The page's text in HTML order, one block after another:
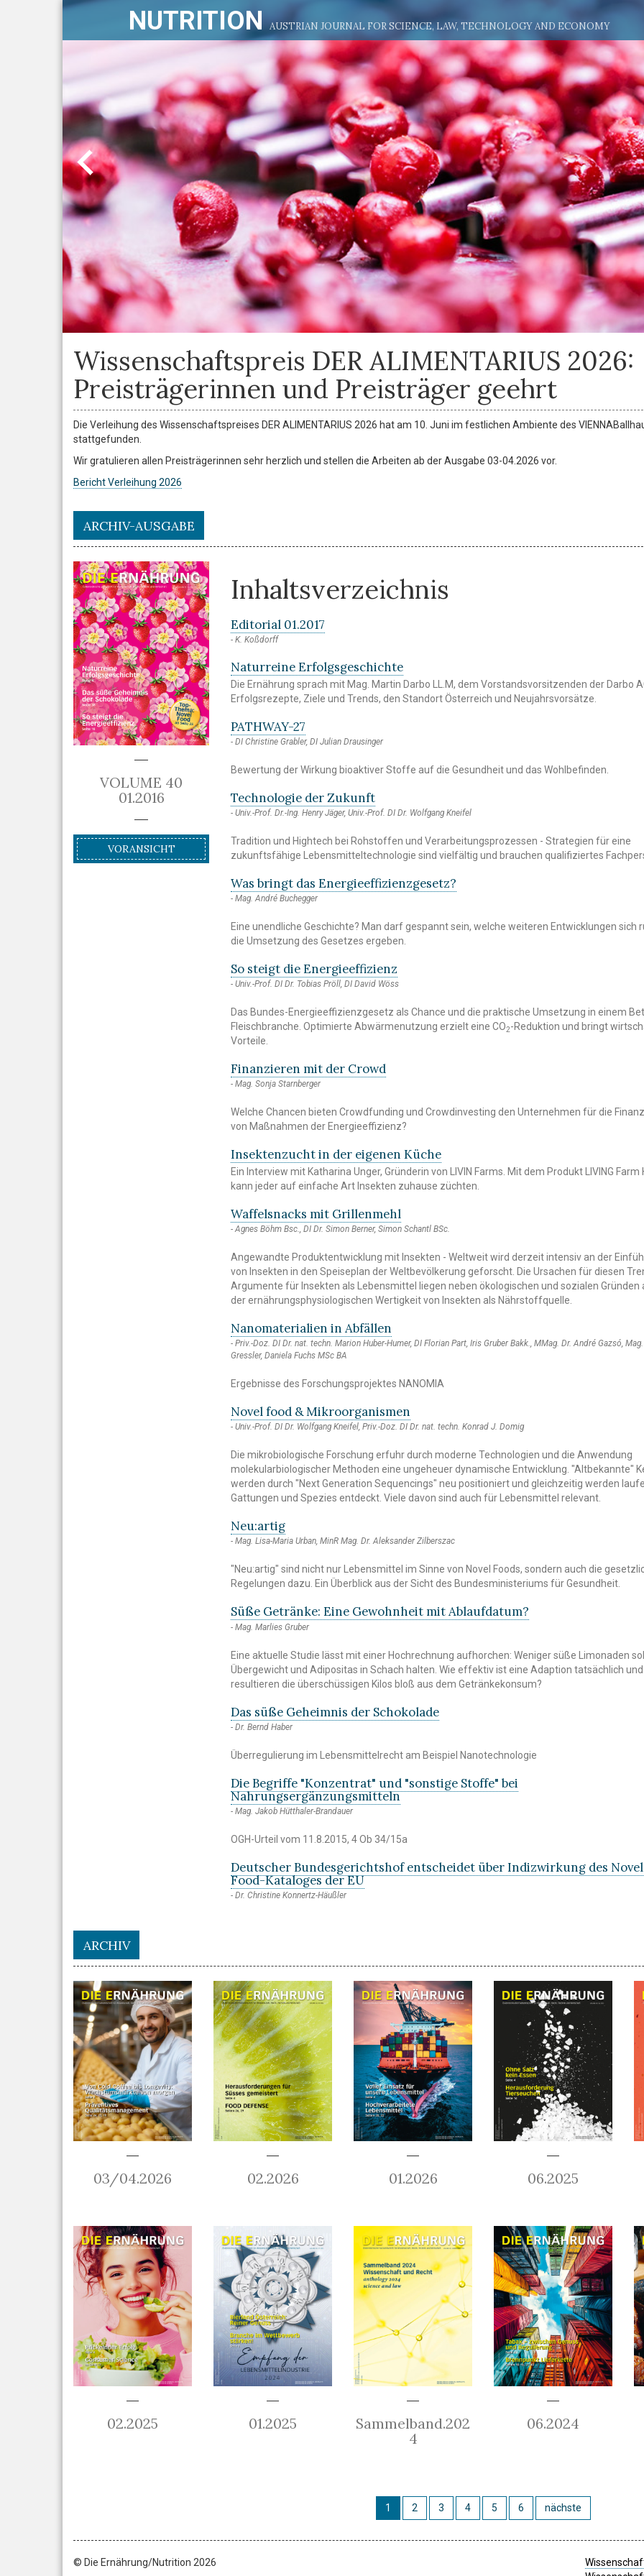
NUTRITIONAUSTRIAN JOURNAL FOR SCIENCE, LAW, TECHNOLOGY AND ECONOMY
Wissenschaftspreis DER ALIMENTARIUS 2026:
Preisträgerinnen und Preisträger geehrt
Die Verleihung des Wissenschaftspreises DER ALIMENTARIUS 2026 hat am 10. Juni im festlichen Ambiente des
stattgefunden.
Wir gratulieren allen Preisträgerinnen sehr herzlich und stellen die Arbeiten ab der Ausgabe 03-04.2026 vor.
Bericht Verleihung 2026
ARCHIV-AUSGABE
VOLUME 40
01.2016
VORANSICHT
Inhaltsverzeichnis
Editorial 01.2017
K. Koßdorff
Naturreine Erfolgsgeschichte
Die Ernährung sprach mit Mag. Martin Darbo LL.M, dem Vorstandsvorsitzenden der Darbo
Erfolgsrezepte, Ziele und Trends, den Standort Österreich und Neujahrsvorsätze.
PATHWAY-27
DI Christine Grabler, DI Julian Drausinger
Bewertung der Wirkung bioaktiver Stoffe auf die Gesundheit und das Wohlbefinden.
Technologie der Zukunft
Univ.-Prof. Dr.-Ing. Henry Jäger, Univ.-Prof. DI Dr. Wolfgang Kneifel
Tradition und Hightech bei Rohstoffen und Verarbeitungsprozessen - Strategien für eine
zukunftsfähige Lebensmitteltechnologie sind vielfältig und brauchen qualifiziertes
Was bringt das Energieeffizienzgesetz?
Mag. André Buchegger
Eine unendliche Geschichte? Man darf gespannt sein, welche weiteren Entwicklungen sich
die Umsetzung des Gesetzes ergeben.
So steigt die Energieeffizienz
Univ.-Prof. DI Dr. Tobias Pröll, DI David Wöss
Das Bundes-Energieeffizienzgesetz als Chance und die praktische Umsetzung in einem
Fleischbranche. Optimierte Abwärmenutzung erzielt eine CO2-Reduktion und bringt
Vorteile.
Finanzieren mit der Crowd
Mag. Sonja Starnberger
Welche Chancen bieten Crowdfunding und Crowdinvesting den Unternehmen für die
von Maßnahmen der Energieeffizienz?
Insektenzucht in der eigenen Küche
Ein Interview mit Katharina Unger, Gründerin von LIVIN Farms. Mit dem Produkt LIVING Farm
kann jeder auf einfache Art Insekten zuhause züchten.
Waffelsnacks mit Grillenmehl
Agnes Böhm Bsc., DI Dr. Simon Berner, Simon Schantl BSc.
Angewandte Produktentwicklung mit Insekten - Weltweit wird derzeit intensiv an der
von Insekten in den Speiseplan der Weltbevölkerung geforscht. Die Ursachen für diesen
Argumente für Insekten als Lebensmittel liegen neben ökologischen und sozialen Gründen
der ernährungsphysiologischen Wertigkeit von Insekten als Nährstoffquelle.
Nanomaterialien in Abfällen
Priv.-Doz. DI Dr. nat. techn. Marion Huber-Humer, DI Florian Part, Iris Gruber Bakk., MMag. Dr. André Gazsó,
Gressler, Daniela Fuchs MSc BA
Ergebnisse des Forschungsprojektes NANOMIA
Novel food & Mikroorganismen
Univ.-Prof. DI Dr. Wolfgang Kneifel, Priv.-Doz. DI Dr. nat. techn. Konrad J. Domig
Die mikrobiologische Forschung erfuhr durch moderne Technologien und die Anwendung
molekularbiologischer Methoden eine ungeheuer dynamische Entwicklung. "Altbekannte"
werden durch "Next Generation Sequencings" neu positioniert und gleichzeitig werden
Gattungen und Spezies entdeckt. Viele davon sind auch für Lebensmittel relevant.
Neu:artig
Mag. Lisa-Maria Urban, MinR Mag. Dr. Aleksander Zilberszac
"Neu:artig" sind nicht nur Lebensmittel im Sinne von Novel Foods, sondern auch die
Regelungen dazu. Ein Überblick aus der Sicht des Bundesministeriums für Gesundheit.
Süße Getränke: Eine Gewohnheit mit Ablaufdatum?
Mag. Marlies Gruber
Eine aktuelle Studie lässt mit einer Hochrechnung aufhorchen: Weniger süße Limonaden
Übergewicht und Adipositas in Schach halten. Wie effektiv ist eine Adaption tatsächlich und
resultieren die überschüssigen Kilos bloß aus dem Getränkekonsum?
Das süße Geheimnis der Schokolade
Dr. Bernd Haber
Überregulierung im Lebensmittelrecht am Beispiel Nanotechnologie
Die Begriffe "Konzentrat" und "sonstige Stoffe" bei
Nahrungsergänzungsmitteln
Mag. Jakob Hütthaler-Brandauer
OGH-Urteil vom 11.8.2015, 4 Ob 34/15a
Deutscher Bundesgerichtshof entscheidet über Indizwirkung des
Food-Kataloges der EU
Dr. Christine Konnertz-Häußler
ARCHIV
03/04.2026 02.2026 01.2026 06.2025
02.2025 01.2025
Sammelband.202
4
06.2024
1 2 3 4 5 6 nächste
© Die Ernährung/Nutrition 2026